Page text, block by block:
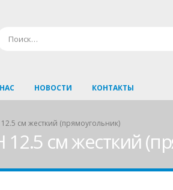
НОВОСТИ КОНТАКТЫ
12.5 см жесткий (прямоугольник)
12.5 см жесткий